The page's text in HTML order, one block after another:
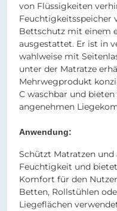
von Flüssigkeiten
Feuchtigkeitsspeicher
Bettschutz mit einem
ausgestattet. Er ist in
wahlweise mit
unter der Matratze
Mehrwegprodukt
C waschbar und
angenehmen
Anwendung:
Schützt Matratzen und
Feuchtigkeit und
Komfort für den
Betten, Rollstühlen
Liegeflächen